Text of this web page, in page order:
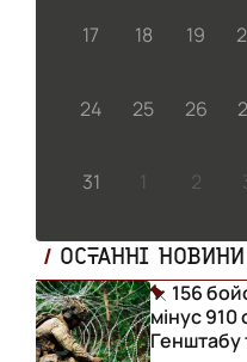
17 18 19
24 25 26
31 1 2
ОСТАННІ
156
мінус 910
Генштабу